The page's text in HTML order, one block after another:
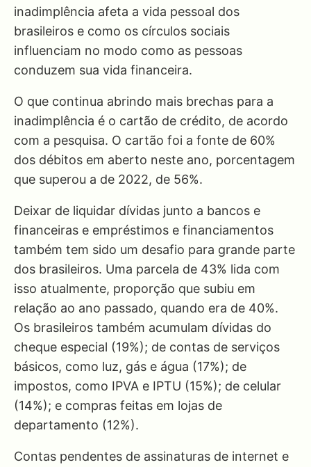
inadimplência afeta a vida pessoal dos
brasileiros e como os círculos sociais
influenciam no modo como as pessoas
conduzem sua vida financeira.
O que continua abrindo mais brechas para a
inadimplência é o cartão de crédito, de acordo
com a pesquisa. O cartão foi a fonte de 60%
dos débitos em aberto neste ano, porcentagem
que superou a de 2022, de 56%.
Deixar de liquidar dívidas junto a bancos e
financeiras e empréstimos e financiamentos
também tem sido um desafio para grande parte
dos brasileiros. Uma parcela de 43% lida com
isso atualmente, proporção que subiu em
relação ao ano passado, quando era de 40%.
Os brasileiros também acumulam dívidas do
cheque especial (19%); de contas de serviços
básicos, como luz, gás e água (17%); de
impostos, como IPVA e IPTU (15%); de celular
(14%); e compras feitas em lojas de
departamento (12%).
Contas pendentes de assinaturas de internet e